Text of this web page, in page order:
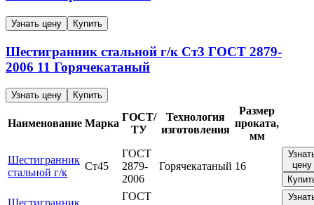
Узнать цену Купить
Шестигранник стальной г/к Ст3 ГОСТ 2879-
2006 11 Горячекатаный
Узнать цену Купить
Наименование Марка
ГОСТ/
ТУ
Технология
изготовления
Размер
проката,
мм
Шестигранник
стальной г/к
Ст45
ГОСТ
2879-
2006
Горячекатаный 16
цену
ГОСТ